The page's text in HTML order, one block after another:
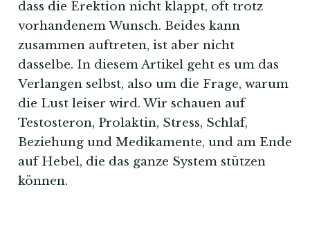
dass die Erektion nicht klappt, oft trotz
vorhandenem Wunsch. Beides kann
zusammen auftreten, ist aber nicht
dasselbe. In diesem Artikel geht es um das
Verlangen selbst, also um die Frage, warum
die Lust leiser wird. Wir schauen auf
Testosteron, Prolaktin, Stress, Schlaf,
Beziehung und Medikamente, und am Ende
auf Hebel, die das ganze System stützen
können.